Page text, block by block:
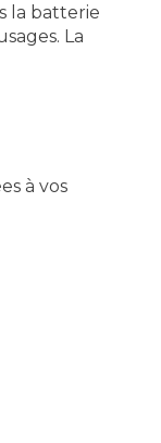
la batterie
La
à vos